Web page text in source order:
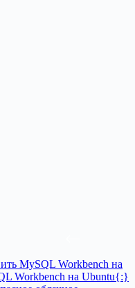
MySQL Workbench на
Workbench на Ubuntu{:}